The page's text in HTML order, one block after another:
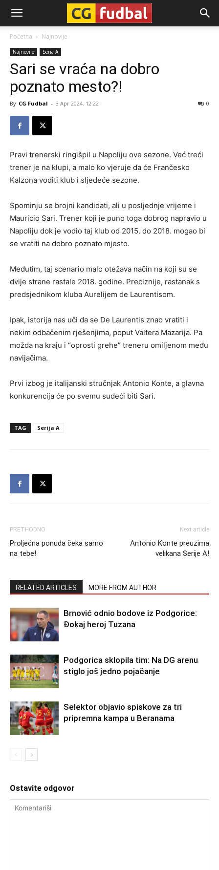
CG-
Fudbal
Početna Najnovije
Najnovije Seria A
Sari se vraća na dobro
poznato mesto?!
By CG Fudbal - 3 Apr 2024. 12:22 0
Pravi trenerski ringišpil u Napoliju ove sezone. Već treći
trener je na klupi, a malo ko vjeruje da će Frančesko
Kalzona voditi klub i sljedeće sezone.
Spominju se brojni kandidati, ali u posljednje vrijeme i
Mauricio Sari. Trener koji je puno toga dobrog napravio u
Napoliju dok je vodio taj klub od 2015. do 2018. mogao bi
se vratiti na dobro poznato mjesto.
Međutim, taj scenario malo otežava način na koji su se
dvije strane rastale 2018. godine. Preciznije, rastanak s
predsjednikom kluba Aurelijem de Laurentisom.
Ipak, istorija nas uči da se De Laurentis znao vratiti i
nekim odbačenim rješenjima, poput Valtera Mazarija. Pa
možda na kraju i “oprosti grehe” treneru omiljenom među
navijačima.
Prvi izbog je italijanski stručnjak Antonio Konte, a glavna
konkurencija će po svemu sudeći biti Sari.
TAG Serija A
PRETHODNO
Proljećna ponuda čeka samo
na tebe!
Next article
Antonio Konte preuzima
velikana Serije A!
RELATED ARTICLES MORE FROM AUTHOR
Brnović odnio bodove iz Podgorice:
Đokaj heroj Tuzana
Podgorica sklopila tim: Na DG arenu
stiglo još jedno pojačanje
Selektor objavio spiskove za tri
pripremna kampa u Beranama
Ostavite odgovor